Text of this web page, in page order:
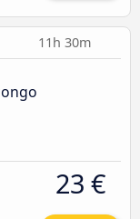
11h 30m
23 €